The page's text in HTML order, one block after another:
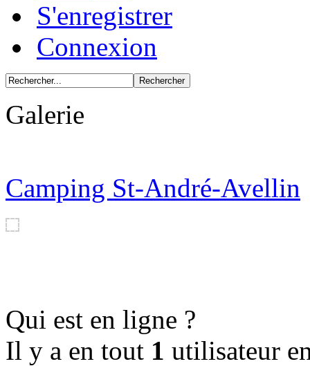
S'enregistrer
Connexion
Galerie
CAMPING GRANBY,
Qui est en ligne ?
Il y a en tout 1 utilisateur